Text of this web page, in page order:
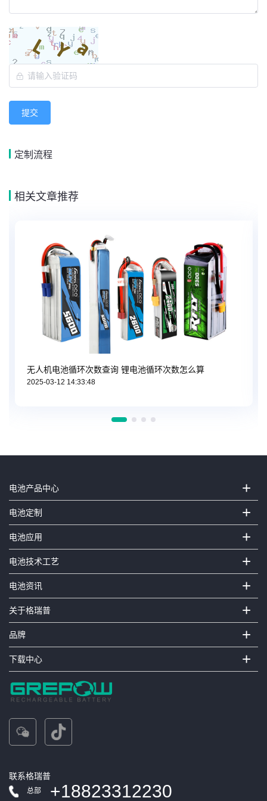
提交
定制流程
相关文章推荐
无人机电池循环次数查询 锂电池循环次数怎么算
2025-03-12 14:33:48
电池产品中心 +
电池定制 +
电池应用 +
电池技术工艺 +
电池资讯 +
关于格瑞普 +
品牌 +
下载中心 +
联系格瑞普
总部 +18823312230